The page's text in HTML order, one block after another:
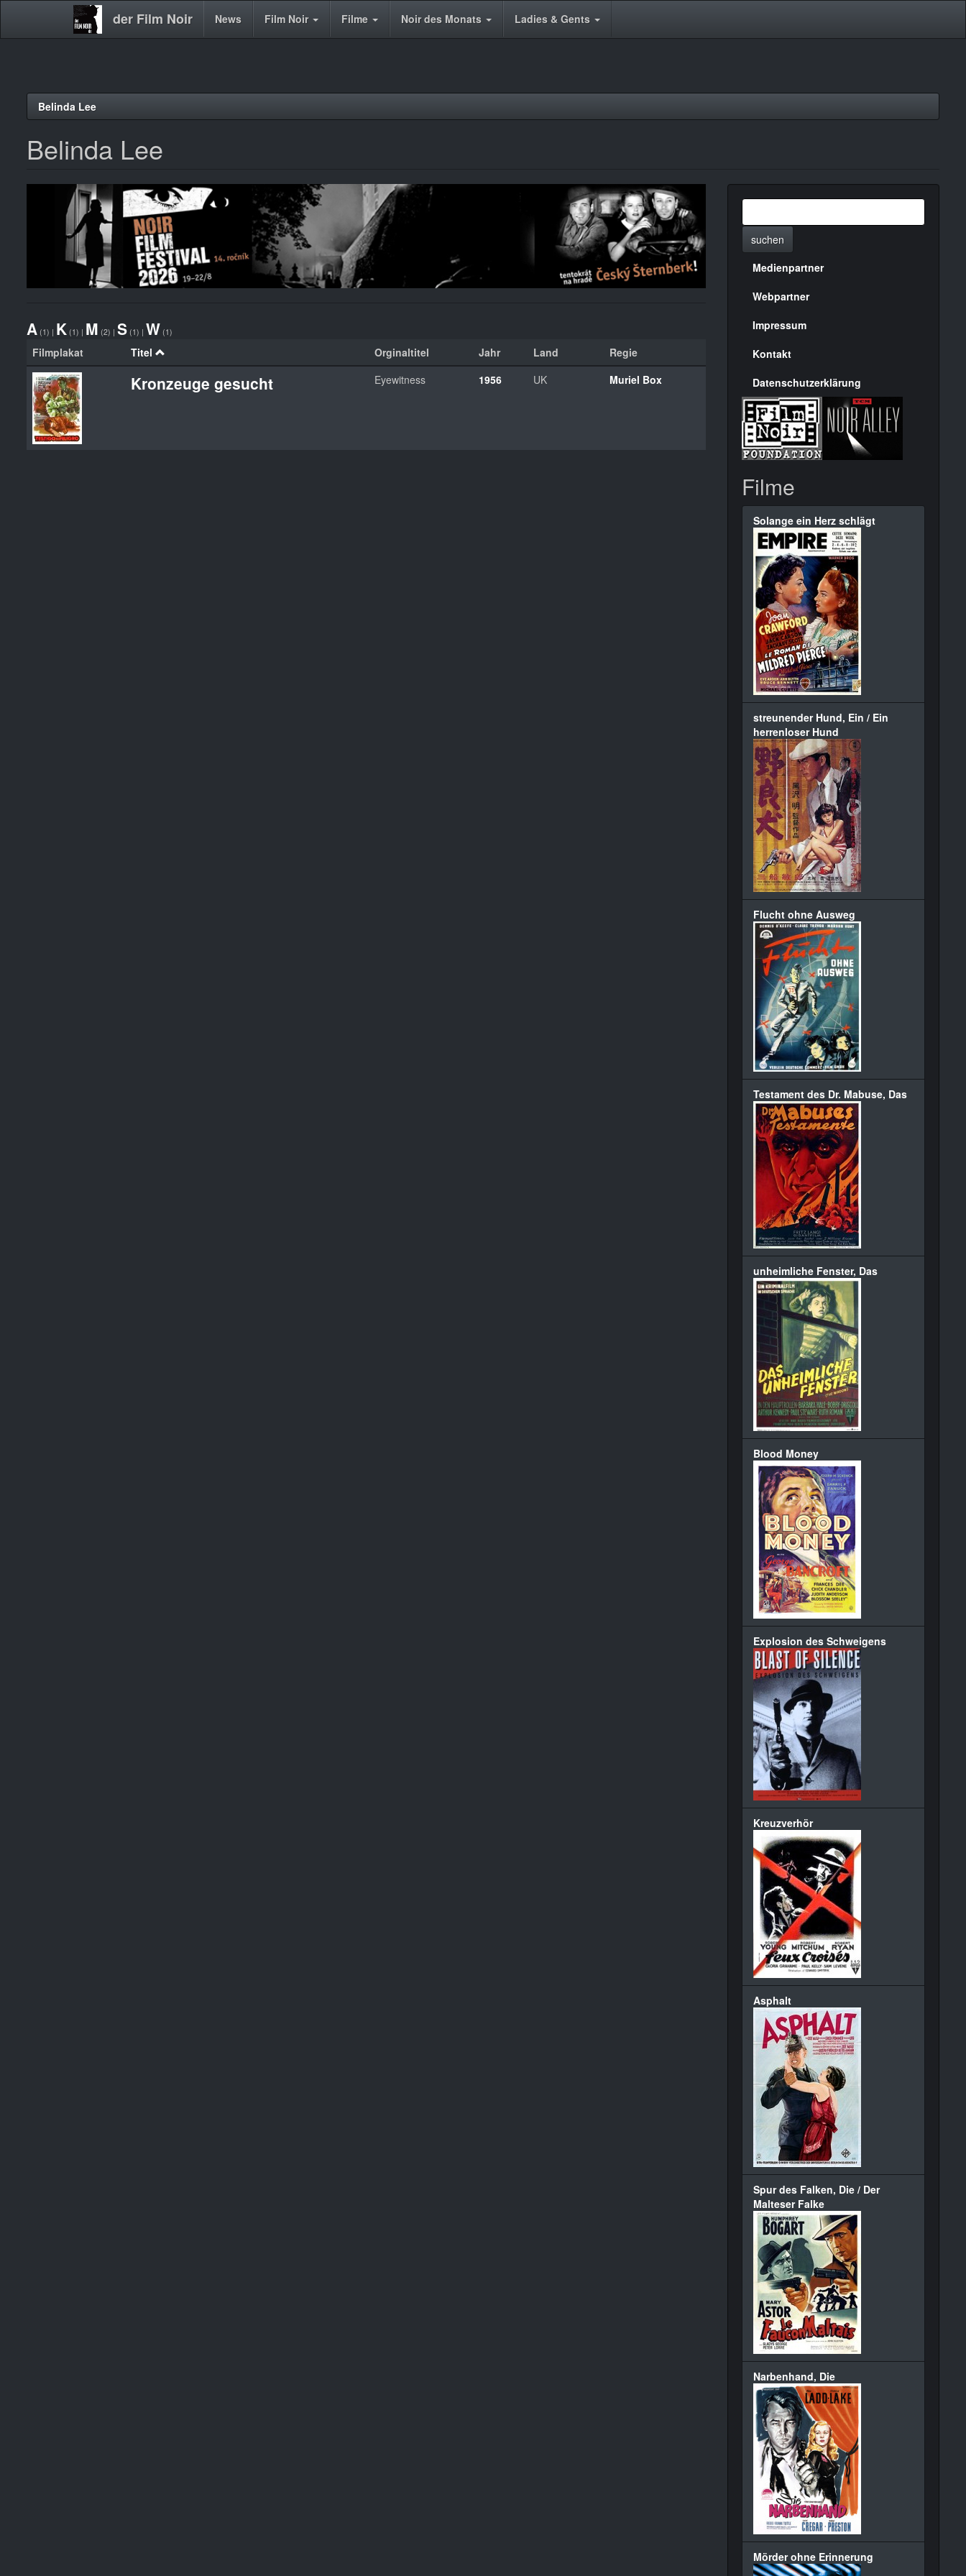
der Film Noir
Main News Film Noir Filme Noir des Monats Ladies & Gents
Belinda Lee
Belinda Lee
A (1) | K (1) | M (2) | S (1) | W (1)
Filmplakat Titel Orginaltitel Jahr Land Regie
Kronzeuge gesucht Eyewitness 1956 UK Muriel Box
suchen
Menülinks
rechte
Seite
Medienpartner
Webpartner
Impressum
Kontakt
Datenschutzerklärung
Filme
Solange ein Herz schlägt
streunender Hund, Ein / Ein
herrenloser Hund
Flucht ohne Ausweg
Testament des Dr. Mabuse, Das
unheimliche Fenster, Das
Blood Money
Explosion des Schweigens
Kreuzverhör
Asphalt
Spur des Falken, Die / Der
Malteser Falke
Narbenhand, Die
Mörder ohne Erinnerung